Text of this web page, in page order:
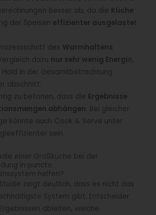
besser ab, da die Küche
der Speisen effizienter ausgelastet
des Warmhaltens
dazu nur sehr wenig Energie,
in der Gesamtbetrachtung
abschnitt.
zu betonen, dass die Ergebnisse
abhängen : Bei gleicher
könnte auch Cook & Serve unter
sein.
einer Großküche bei der
in puncto
helfen?
zeigt deutlich, dass es nicht das
System gibt. Entscheider
ableiten, welche